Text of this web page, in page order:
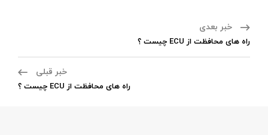
خبر بعدی
راه های محافظت از ECU چیست ؟
خبر قبلی
راه های محافظت از ECU چیست ؟